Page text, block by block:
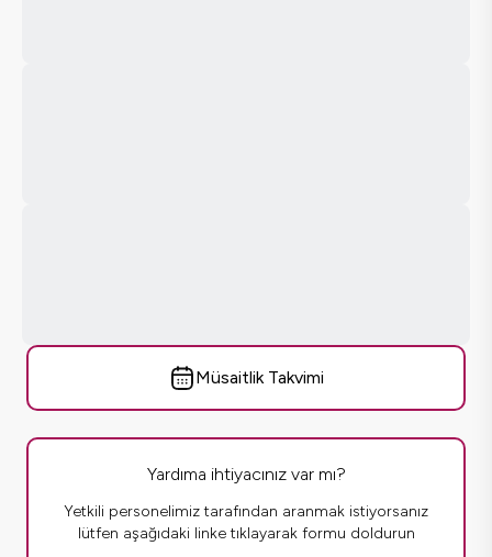
Müsaitlik Takvimi
Yardıma ihtiyacınız var mı?
Yetkili personelimiz tarafından aranmak istiyorsanız
lütfen aşağıdaki linke tıklayarak formu doldurun